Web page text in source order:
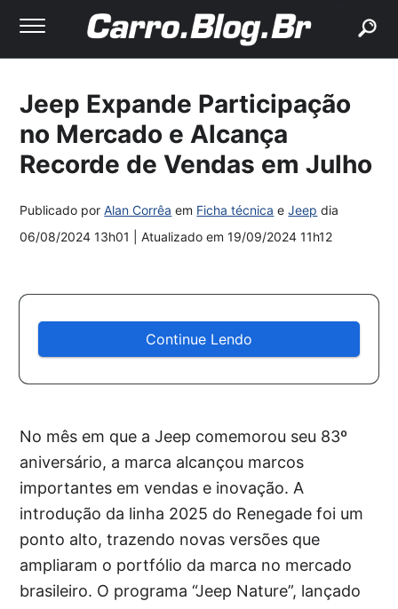
Jeep Expande Participação
no Mercado e Alcança
Recorde de Vendas em Julho
Publicado porAlan Corrêa em Ficha técnica eJeep dia
06/08/2024 13h01
| Atualizado em19/09/2024 11h12
Continue Lendo
No mês em que a Jeep comemorou seu 83º
aniversário, a marca alcançou marcos
importantes em vendas e inovação. A
introdução da linha 2025 do Renegade foi um
ponto alto, trazendo novas versões que
ampliaram o portfólio da marca no mercado
brasileiro. O programa “Jeep Nature”, lançado